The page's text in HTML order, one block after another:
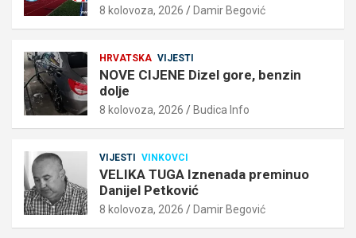
8 kolovoza, 2026 Damir Begović
HRVATSKA VIJESTI
NOVE CIJENE Dizel gore, benzin
dolje
8 kolovoza, 2026 Budica Info
VIJESTI VINKOVCI
VELIKA TUGA Iznenada preminuo
Danijel Petković
8 kolovoza, 2026 Damir Begović